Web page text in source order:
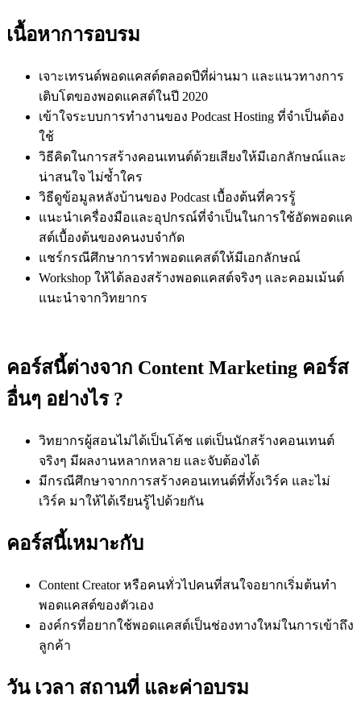
เนื้อหาการอบรม
เจาะเทรนด์พอดแคสต์ตลอดปีที่ผ่านมา และแนวทางการ
เติบโตของพอดแคสต์ในปี 2020
เข้าใจระบบการทำงานของ Podcast Hosting ที่จำเป็นต้อง
ใช้
วิธีคิดในการสร้างคอนเทนต์ด้วยเสียงให้มีเอกลักษณ์และ
น่าสนใจ ไม่ซ้ำใคร
วิธีดูข้อมูลหลังบ้านของ Podcast เบื้องต้นที่ควรรู้
แนะนำเครื่องมือและอุปกรณ์ที่จำเป็นในการใช้อัดพอดแค
สต์เบื้องต้นของคนงบจำกัด
แชร์กรณีศึกษาการทำพอดแคสต์ให้มีเอกลักษณ์
Workshop ให้ได้ลองสร้างพอดแคสต์จริงๆ และคอมเม้นต์
แนะนำจากวิทยากร
คอร์สนี้ต่างจาก Content Marketing คอร์ส
อื่นๆ อย่างไร ?
วิทยากรผู้สอนไม่ได้เป็นโค้ช แต่เป็นนักสร้างคอนเทนต์
จริงๆ มีผลงานหลากหลาย และจับต้องได้
มีกรณีศึกษาจากการสร้างคอนเทนต์ที่ทั้งเวิร์ค และไม่
เวิร์ค มาให้ได้เรียนรู้ไปด้วยกัน
คอร์สนี้เหมาะกับ
Content Creator หรือคนทั่วไปคนที่สนใจอยากเริ่มต้นทำ
พอดแคสต์ของตัวเอง
องค์กรที่อยากใช้พอดแคสต์เป็นช่องทางใหม่ในการเข้าถึง
ลูกค้า
วัน เวลา สถานที่ และค่าอบรม